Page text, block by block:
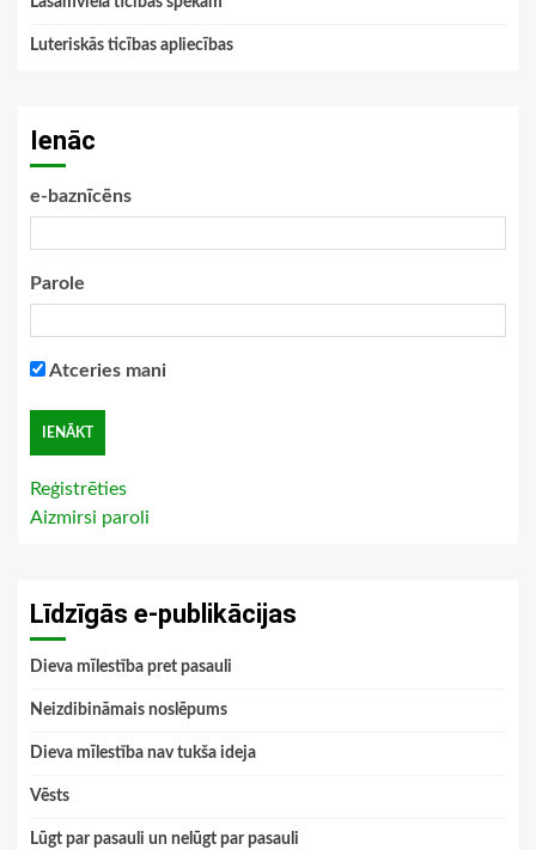
Luteriskās ticības apliecības
Ienāc
e-baznīcēns
Parole
Atceries mani
Reģistrēties
Aizmirsi paroli
Līdzīgās e-publikācijas
Dieva mīlestība pret pasauli
Neizdibināmais noslēpums
Dieva mīlestība nav tukša ideja
Vēsts
Lūgt par pasauli un nelūgt par pasauli